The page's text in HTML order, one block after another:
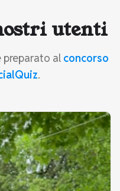
utenti
preparato al concorso
.